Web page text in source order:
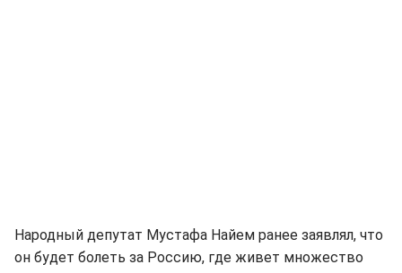
Народный депутат Мустафа Найем ранее заявлял, что
он будет болеть за Россию, где живет множество